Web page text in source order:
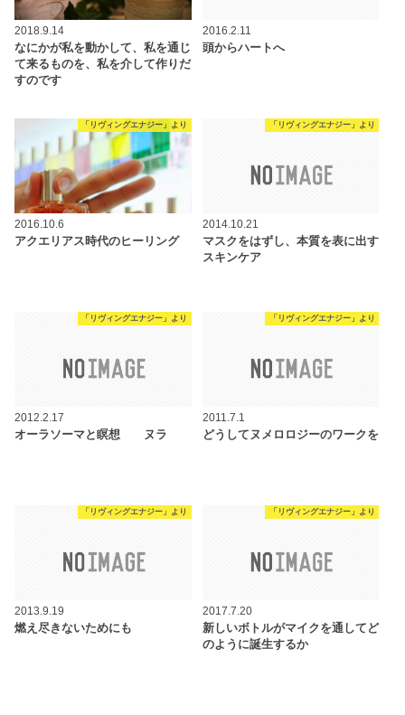
2018.9.14
なにかが私を動かして、私を通じ
て来るものを、私を介して作りだ
すのです
2016.2.11
頭からハートへ
「リヴィングエナジー」より
2016.10.6
アクエリアス時代のヒーリング
「リヴィングエナジー」より
2014.10.21
マスクをはずし、本質を表に出す
スキンケア
「リヴィングエナジー」より
2012.2.17
オーラソーマと瞑想 ヌラ
「リヴィングエナジー」より
2011.7.1
どうしてヌメロロジーのワークを
「リヴィングエナジー」より
2013.9.19
燃え尽きないためにも
「リヴィングエナジー」より
2017.7.20
新しいボトルがマイクを通してど
のように誕生するか